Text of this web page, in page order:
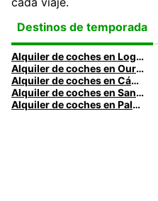
Destinos de temporada
Alquiler de coches en Logroño
Alquiler de coches en Ourense
Alquiler de coches en Cádiz
Alquiler de coches en Santander
Alquiler de coches en Palma